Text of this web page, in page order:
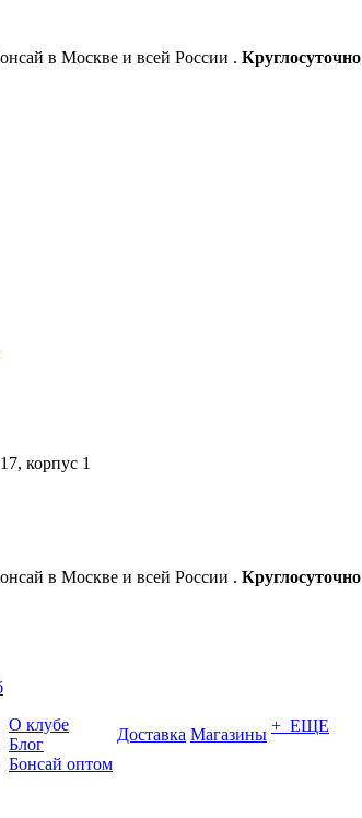
в Москве и всей России . Круглосуточно
корпус 1
в Москве и всей России . Круглосуточно
О клубе
Блог
Бонсай оптом
Доставка Магазины + ЕЩЕ